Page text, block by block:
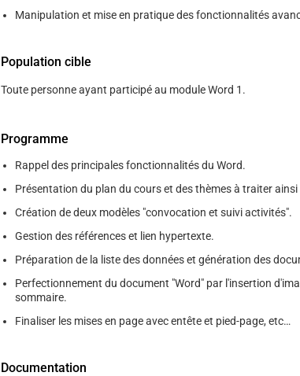
Manipulation et mise en pratique des fonctionnalités
Population cible
Toute personne ayant participé au module Word 1.
Programme
Rappel des principales fonctionnalités du Word.
Présentation du plan du cours et des thèmes à traiter
Création de deux modèles "convocation et suivi activités".
Gestion des références et lien hypertexte.
Préparation de la liste des données et génération des
Perfectionnement du document "Word" par l'insertion
sommaire.
Finaliser les mises en page avec entête et pied-page, etc…
Documentation